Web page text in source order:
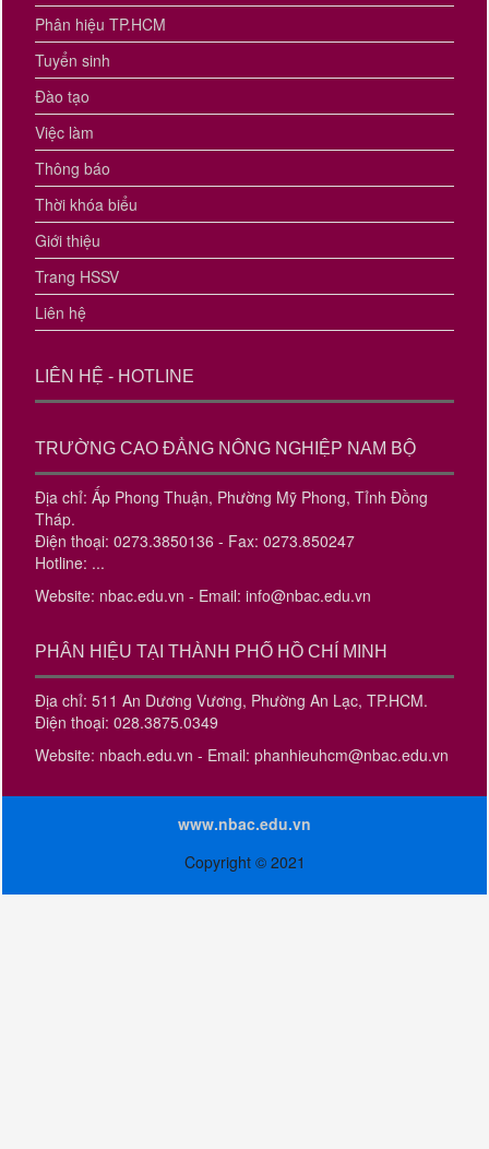
Phân hiệu TP.HCM
Tuyển sinh
Đào tạo
Việc làm
Thông báo
Thời khóa biểu
Giới thiệu
Trang HSSV
Liên hệ
LIÊN HỆ - HOTLINE
TRƯỜNG CAO ĐẲNG NÔNG NGHIỆP NAM BỘ
Địa chỉ: Ấp Phong Thuận, Phường Mỹ Phong, Tỉnh Đồng
Tháp.
Điện thoại: 0273.3850136 - Fax: 0273.850247
Hotline: ...
Website: nbac.edu.vn - Email: info@nbac.edu.vn
PHÂN HIỆU TẠI THÀNH PHỐ HỒ CHÍ MINH
Địa chỉ: 511 An Dương Vương, Phường An Lạc, TP.HCM.
Điện thoại: 028.3875.0349
Website: nbach.edu.vn - Email: phanhieuhcm@nbac.edu.vn
www.nbac.edu.vn
Copyright © 2021